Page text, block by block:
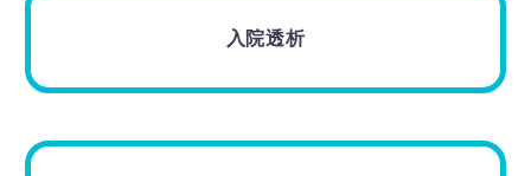
入院透析